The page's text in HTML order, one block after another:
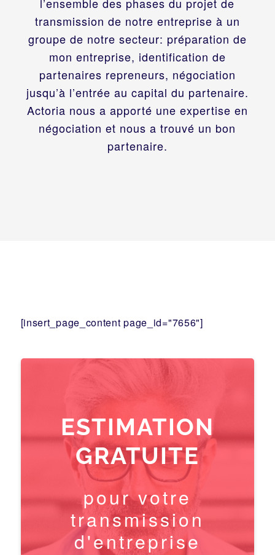
l’ensemble des phases du projet de
transmission de notre entreprise à un
groupe de notre secteur: préparation de
mon entreprise, identification de
partenaires repreneurs, négociation
jusqu’à l’entrée au capital du partenaire.
Actoria nous a apporté une expertise en
négociation et nous a trouvé un bon
partenaire.
[insert_page_content page_id="7656"]
ESTIMATION
GRATUITE
pour votre
transmission
d'entreprise